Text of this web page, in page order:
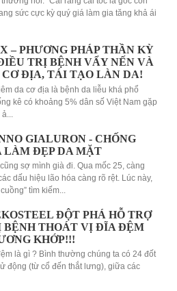
sức cực kỳ quý giá làm gia tăng khả ái
– PHƯƠNG PHÁP THẦN KỲ
TRỊ BỆNH VẨY NẾN VÀ
ĐỊA, TÁI TẠO LÀN DA!
da cơ địa là bệnh da liễu khá phổ
kê có khoảng 5% dân số Việt Nam gặp
GIALURON - CHỐNG
LÀM ĐẸP DA MẶT
sợ mình già đi. Qua mốc 25, càng
dấu hiệu lão hóa càng rõ rệt. Lúc này,
tìm kiếm...
ĐỘT PHÁ HỖ TRỢ
BỆNH THOÁT VỊ ĐĨA ĐỆM
KHỚP!!!
là gì ? Bình thường chúng ta có 24 đốt
động (từ cổ đến thắt lưng), giữa các